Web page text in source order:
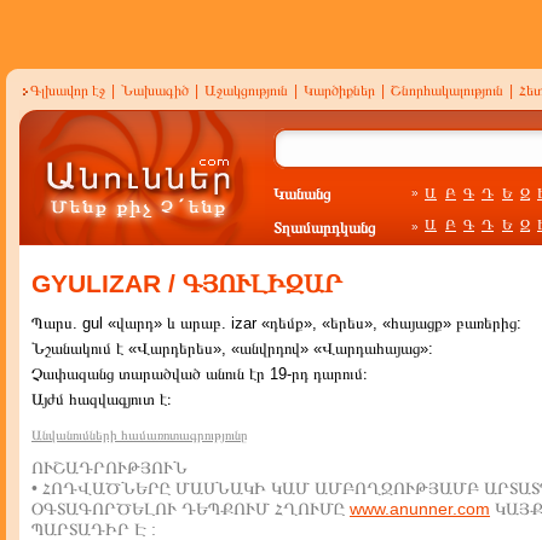
Գլխավոր էջ Նախագիծ Աջակցություն Կարծիքներ Շնորհակալություն
Կանանց » Ա Բ Գ Դ Ե Զ
Տղամարդկանց » Ա Բ Գ Դ Ե Զ
GYULIZAR / ԳՅՈՒԼԻԶԱՐ
Պարս. gul «վարդ» և արաբ. izar «դեմք», «երես», «հայացք» բառերից:
Նշանակում է «Վարդերես», «անվրդով» «Վարդահայաց»:
Չափազանց տարածված անուն էր 19-րդ դարում։
Այժմ հազվագյուտ է։
Անվանումների համառոտագրությունը
ՈՒՇԱԴՐՈՒԹՅՈՒՆ
• ՀՈԴՎԱԾՆԵՐԸ ՄԱՍՆԱԿԻ ԿԱՄ ԱՄԲՈՂՋՈՒԹՅԱՄԲ
ՕԳՏԱԳՈՐԾԵԼՈՒ ԴԵՊՔՈՒՄ ՀՂՈՒՄԸ www.anunner.com
ՊԱՐՏԱԴԻՐ Է :